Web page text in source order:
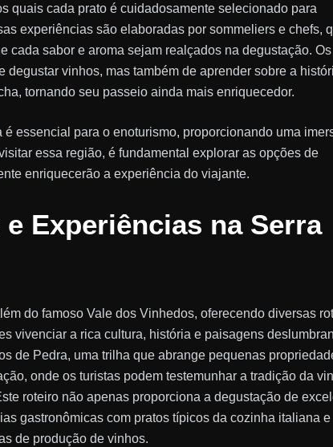
quais cada prato é cuidadosamente selecionado para
experiências são elaboradas por sommeliers e chefs,
cada sabor e aroma sejam realçados na degustação. Os
degustar vinhos, mas também de aprender sobre a
tornando seu passeio ainda mais enriquecedor.
essencial para o enoturismo, proporcionando uma
essa região, é fundamental explorar as opções de
enriquecerão a experiência do viajante.
Experiências na Serra
do famoso Vale dos Vinhedos, oferecendo diversas
vivenciar a rica cultura, história e paisagens
de Pedra, uma trilha que abrange pequenas
onde os turistas podem testemunhar a tradição da
roteiro não apenas proporciona a degustação de
gastronômicas com pratos típicos da cozinha italiana e
de produção de vinhos.